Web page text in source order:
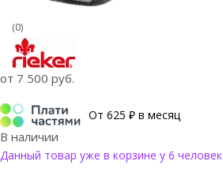
(0)
от 7 500 руб.
От 625 ₽ в месяц
В наличии
Данный товар уже в корзине у 6 человек